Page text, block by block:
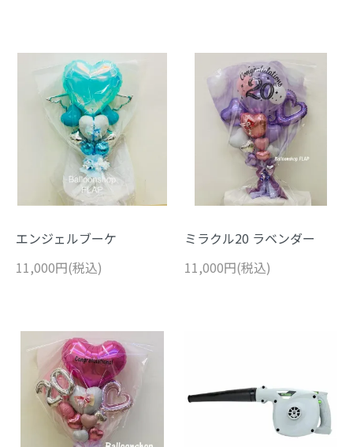
エンジェルブーケ
11,000円(税込)
ミラクル20 ラベンダー
11,000円(税込)